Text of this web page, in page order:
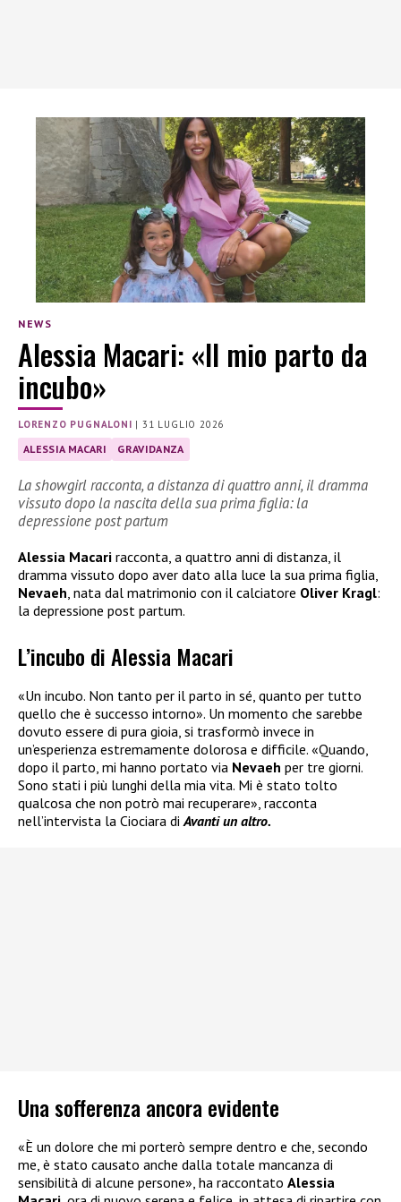
NEWS
Alessia Macari: «Il mio parto da
incubo»
LORENZO PUGNALONI |31 LUGLIO 2026
ALESSIA MACARI GRAVIDANZA
La showgirl racconta, a distanza di quattro anni, il dramma
vissuto dopo la nascita della sua prima figlia: la
depressione post partum
Alessia Macari racconta, a quattro anni di distanza, il
dramma vissuto dopo aver dato alla luce la sua prima figlia,
Nevaeh, nata dal matrimonio con il calciatore Oliver Kragl:
la depressione post partum.
L’incubo di Alessia Macari
«Un incubo. Non tanto per il parto in sé, quanto per tutto
quello che è successo intorno». Un momento che sarebbe
dovuto essere di pura gioia, si trasformò invece in
un’esperienza estremamente dolorosa e difficile. «Quando,
dopo il parto, mi hanno portato via Nevaeh per tre giorni.
Sono stati i più lunghi della mia vita. Mi è stato tolto
qualcosa che non potrò mai recuperare», racconta
nell’intervista la Ciociara di Avanti un altro.
Una sofferenza ancora evidente
«È un dolore che mi porterò sempre dentro e che, secondo
me, è stato causato anche dalla totale mancanza di
sensibilità di alcune persone», ha raccontato Alessia